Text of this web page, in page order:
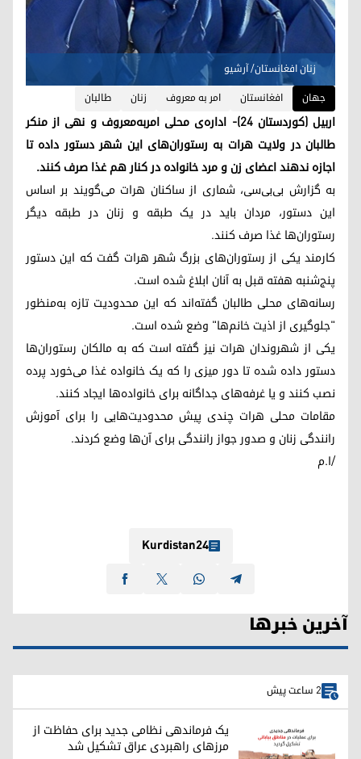
زنان افغانستان/ آرشیو
جهان
افغانستان امر به معروف زنان طالبان
اربیل (کوردستان ۲۴)- اداره‌ی محلی امربه‌معروف و نهی از منکر
طالبان در ولایت هرات به رستوران‌های این شهر دستور داده تا
اجازه ندهند اعضای زن و مرد خانواده در کنار هم غذا صرف کنند.
به گزارش بی‌بی‌سی، شماری از ساکنان هرات می‌گویند بر اساس
این دستور، مردان باید در یک طبقه و زنان در طبقه دیگر
رستوران‌ها غذا صرف کنند.
کارمند یکی از رستوران‌های بزرگ شهر هرات گفت که این دستور
پنج‌شنبه هفته قبل به آنان ابلاغ شده است.
رسانه‌های محلی طالبان گفته‌اند که این محدودیت تازه به‌منظور
"جلوگیری از اذیت خانم‌ها" وضع شده است.
یکی از شهروندان هرات نیز گفته است که به مالکان رستوران‌ها
دستور داده شده تا دور میزی را که یک خانواده غذا می‌خورد پرده
نصب کنند و یا غرفه‌های جداگانه برای خانواده‌ها ایجاد کنند.
مقامات محلی هرات چندی پیش محدودیت‌هایی را برای آموزش
رانندگی زنان و صدور جواز رانندگی برای آن‌ها وضع کردند.
/ا.م
Kurdistan24
آخرین خبرها
2 ساعت پیش
یک فرماندهی نظامی جدید برای حفاظت از
مرزهای راهبردی عراق تشکیل شد